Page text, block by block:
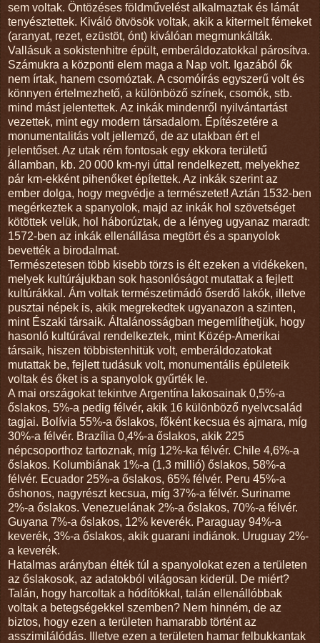
sem voltak. Öntözéses földművelést alkalmaztak és lámát
tenyésztettek. Kiváló ötvösök voltak, akik a kitermelt fémeket
(aranyat, rezet, ezüstöt, ónt) kiválóan megmunkálták.
Vallásuk a sokistenhitre épült, emberáldozatokkal párosítva.
Számukra a központi elem maga a Nap volt. Igazából ők
nem írtak, hanem csomóztak. A csomóírás egyszerű volt és
könnyen értelmezhető, a különböző színek, csomók, stb.
mind mást jelentettek. Az inkák mindenről nyilvántartást
vezettek, mint egy modern társadalom. Építészetére a
monumentalitás volt jellemző, de az utakban ért el
jelentőset. Az utak rém fontosak egy ekkora területű
államban, kb. 20 000 km-nyi úttal rendelkezett, melyekhez
pár km-ekként pihenőket építettek. Az inkák szerint az
ember dolga, hogy megvédje a természetet! Aztán 1532-ben
megérkeztek a spanyolok, majd az inkák hol szövetséget
kötöttek velük, hol háborúztak, de a lényeg ugyanaz maradt:
1572-ben az inkák ellenállása megtört és a spanyolok
bevették a birodalmat.
Természetesen több kisebb törzs is élt ezeken a vidékeken,
melyek kultúrájukban sok hasonlóságot mutattak a fejlett
kultúrákkal. Ám voltak természetimádó őserdő lakók, illetve
pusztai népek is, akik megrekedtek ugyanazon a szinten,
mint Északi társaik. Általánosságban megemlíthetjük, hogy
hasonló kultúrával rendelkeztek, mint Közép-Amerikai
társaik, hiszen többistenhitük volt, emberáldozatokat
mutattak be, fejlett tudásuk volt, monumentális épületeik
voltak és őket is a spanyolok gyűrték le.
A mai országokat tekintve Argentína lakosainak 0,5%-a
őslakos, 5%-a pedig félvér, akik 16 különböző nyelvcsalád
tagjai. Bolívia 55%-a őslakos, főként kecsua és ajmara, míg
30%-a félvér. Brazília 0,4%-a őslakos, akik 225
népcsoporthoz tartoznak, míg 12%-ka félvér. Chile 4,6%-a
őslakos. Kolumbiának 1%-a (1,3 millió) őslakos, 58%-a
félvér. Ecuador 25%-a őslakos, 65% félvér. Peru 45%-a
őshonos, nagyrészt kecsua, míg 37%-a félvér. Suriname
2%-a őslakos. Venezuelának 2%-a őslakos, 70%-a félvér.
Guyana 7%-a őslakos, 12% keverék. Paraguay 94%-a
keverék, 3%-a őslakos, akik guarani indiánok. Uruguay 2%-
a keverék.
Hatalmas arányban élték túl a spanyolokat ezen a területen
az őslakosok, az adatokból világosan kiderül. De miért?
Talán, hogy harcoltak a hódítókkal, talán ellenállóbbak
voltak a betegségekkel szemben? Nem hinném, de az
biztos, hogy ezen a területen hamarabb történt az
asszimilálódás. Illetve ezen a területen hamar felbukkantak